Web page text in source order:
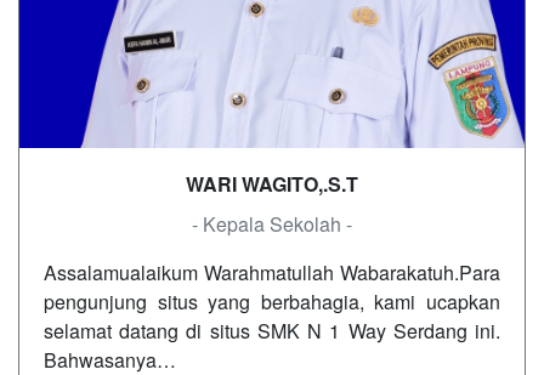
WARI WAGITO,.S.T
- Kepala Sekolah -
Assalamualaikum Warahmatullah Wabarakatuh.Para
pengunjung situs yang berbahagia, kami ucapkan
selamat datang di situs SMK N 1 Way Serdang ini.
Bahwasanya…